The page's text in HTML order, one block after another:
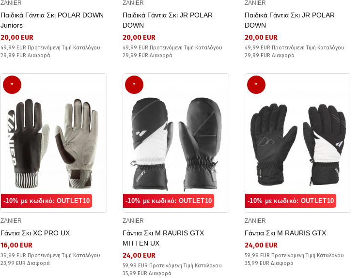
ZANIER
Παιδικά Γάντια Σκι POLAR DOWN
Juniors
20,00 EUR
49,99 EUR Προτεινόμενη Τιμή Καταλόγου
29,99 EUR Διαφορά
ZANIER
Παιδικά Γάντια Σκι JR POLAR
DOWN
20,00 EUR
49,99 EUR Προτεινόμενη Τιμή Καταλόγου
29,99 EUR Διαφορά
ZANIER
Παιδικά Γάντια Σκι JR POLAR
DOWN
20,00 EUR
49,99 EUR Προτεινόμενη Τιμή Καταλόγου
29,99 EUR Διαφορά
*
-10% με κωδικό: OUTLET10
ZANIER
Γάντια Σκι XC PRO UX
16,00 EUR
39,99 EUR Προτεινόμενη Τιμή Καταλόγου
23,99 EUR Διαφορά
*
-10% με κωδικό: OUTLET10
ZANIER
Γάντια Σκι M RAURIS GTX
MITTEN UX
24,00 EUR
59,99 EUR Προτεινόμενη Τιμή Καταλόγου
35,99 EUR Διαφορά
*
-10% με κωδικό: OUTLET10
ZANIER
Γάντια Σκι M RAURIS GTX
24,00 EUR
59,99 EUR Προτεινόμενη Τιμή Καταλόγου
35,99 EUR Διαφορά